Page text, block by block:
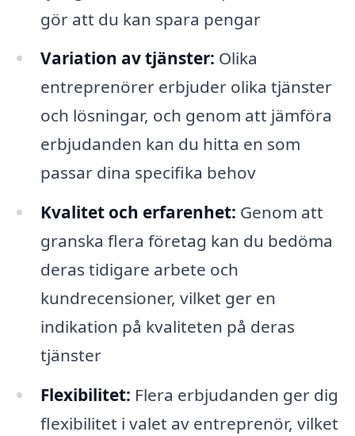
gör att du kan spara pengar
Variation av tjänster: Olika
entreprenörer erbjuder olika tjänster
och lösningar, och genom att jämföra
erbjudanden kan du hitta en som
passar dina specifika behov
Kvalitet och erfarenhet: Genom att
granska flera företag kan du bedöma
deras tidigare arbete och
kundrecensioner, vilket ger en
indikation på kvaliteten på deras
tjänster
Flexibilitet: Flera erbjudanden ger dig
flexibilitet i valet av entreprenör, vilket